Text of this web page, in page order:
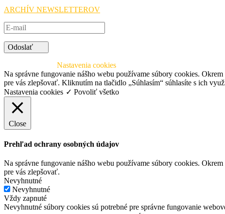
ARCHÍV NEWSLETTEROV
Odoslať
Nastavenia cookies
Na správne fungovanie nášho webu používame súbory cookies.
pre vás zlepšovať. Kliknutím na tlačidlo „Súhlasím“ súhlasíte s ich
Nastavenia cookies ✓ Povoliť všetko
Close
Prehľad ochrany osobných údajov
Na správne fungovanie nášho webu používame súbory cookies.
pre vás zlepšovať.
Nevyhnutné
Nevyhnutné
Vždy zapnuté
Nevyhnutné súbory cookies sú potrebné pre správne fungovanie